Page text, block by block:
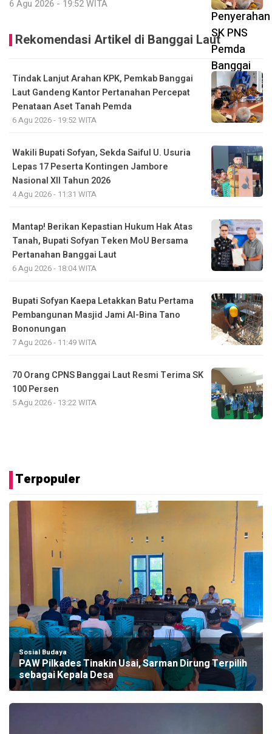
6 Agu 2026 - 19:52 WITA
Rekomendasi Artikel di Banggai Laut
Tindak Lanjut Arahan KPK, Pemkab Banggai
Laut Gandeng Kantor Pertanahan Percepat
Penataan Aset Tanah Pemda
6 Agu 2026 - 19:52 WITA
Wakili Bupati Sofyan, Sekda Saiful U. Usuria
Lepas 17 Peserta Kontingen Jambore
Nasional XII Tahun 2026
4 Agu 2026 - 11:31 WITA
Mantap! Berikan Kepastian Hukum Hak Atas
Tanah, Bupati Sofyan Teken MoU Bersama
Pertanahan Banggai Laut
6 Agu 2026 - 18:04 WITA
Bupati Sofyan Kaepa Letakkan Batu Pertama
Pembangunan Masjid Jami Al-Bina Tano
Bononungan
7 Agu 2026 - 11:49 WITA
70 Orang CPNS Banggai Laut Resmi Terima SK
100 Persen
5 Agu 2026 - 13:22 WITA
Terpopuler
Sosial Budaya
PAW Pilkades Tinakin Usai, Sarman Dirung Terpilih
sebagai Kepala Desa